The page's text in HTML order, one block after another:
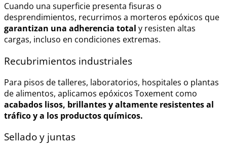
Cuando una superficie presenta fisuras o
desprendimientos, recurrimos a morteros epóxicos que
garantizan una adherencia total y resisten altas
cargas, incluso en condiciones extremas.
Recubrimientos industriales
Para pisos de talleres, laboratorios, hospitales o plantas
de alimentos, aplicamos epóxicos Toxement como
acabados lisos, brillantes y altamente resistentes al
tráfico y a los productos químicos.
Sellado y juntas